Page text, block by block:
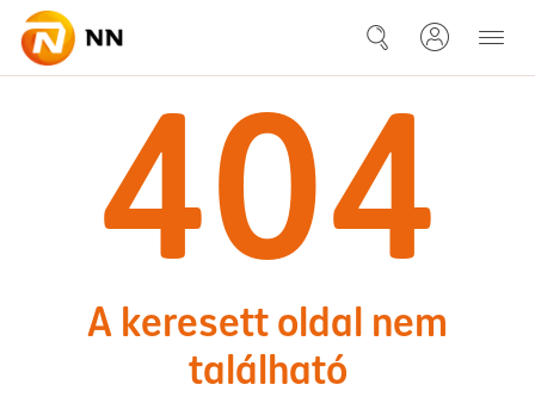
Ugrás a fő tartalomhoz
404 - A keresett oldal nem
404
A keresett oldal nem
található